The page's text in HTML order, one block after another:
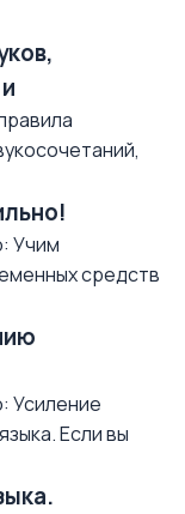
Учим
средств
Усиление
Если вы